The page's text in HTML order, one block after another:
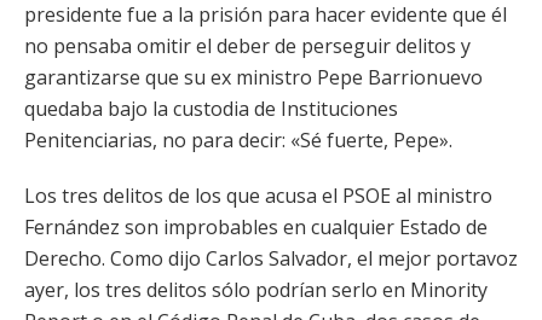
presidente fue a la prisión para hacer evidente que él
no pensaba omitir el deber de perseguir delitos y
garantizarse que su ex ministro Pepe Barrionuevo
quedaba bajo la custodia de Instituciones
Penitenciarias, no para decir: «Sé fuerte, Pepe».
Los tres delitos de los que acusa el PSOE al ministro
Fernández son improbables en cualquier Estado de
Derecho. Como dijo Carlos Salvador, el mejor portavoz
ayer, los tres delitos sólo podrían serlo en Minority